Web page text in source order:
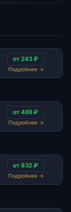
от 243 ₽
Подробнее →
от 469 ₽
Подробнее →
от 832 ₽
Подробнее →